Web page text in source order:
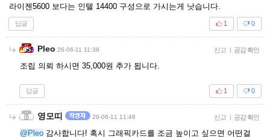
라이젠5600 보다는 인텔 14400 구성으로 가시는게 낫습니다.
답글 0
1
Pleo 26-06-11 11:38 신고 | 공감 확인
조립 의뢰 하시면 35,000원 추가 됩니다.
답글 0
1
영모띠 26-06-11 11:48 신고 | 공감 확인
@Pleo 감사합니다! 혹시 그래픽카드를 조금 높이고 싶으면 어떤걸